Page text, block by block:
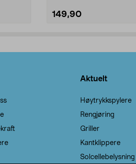
149,90
Aktuelt
Høytrykkspylere
Rengjøring
Griller
Kantklippere
Solcellebelysning